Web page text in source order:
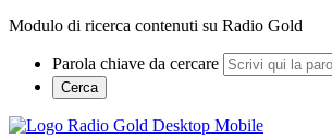
Modulo di ricerca contenuti su Radio Gold
Parola chiave da cercare
Cerca